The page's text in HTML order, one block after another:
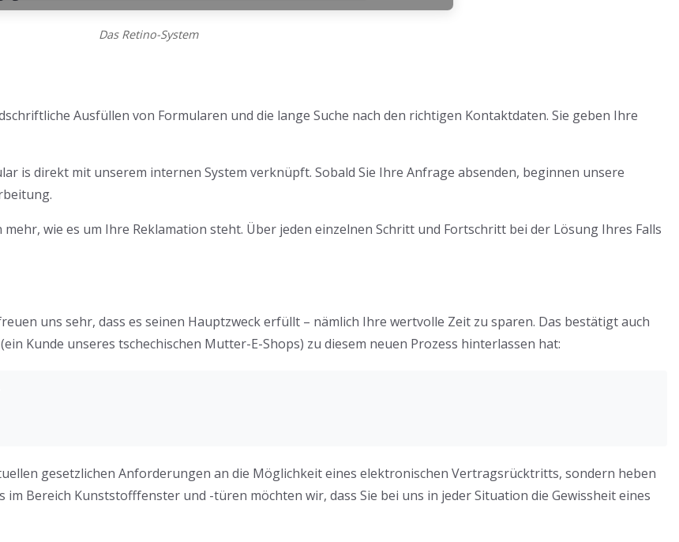
Das Retino-System
Ausfüllen von Formularen und die lange Suche nach den richtigen Kontaktdaten. Sie geben Ihre
is direkt mit unserem internen System verknüpft. Sobald Sie Ihre Anfrage absenden, beginnen unsere
wie es um Ihre Reklamation steht. Über jeden einzelnen Schritt und Fortschritt bei der Lösung Ihres Falls
uns sehr, dass es seinen Hauptzweck erfüllt – nämlich Ihre wertvolle Zeit zu sparen. Das bestätigt auch
Kunde unseres tschechischen Mutter-E-Shops) zu diesem neuen Prozess hinterlassen hat:
gesetzlichen Anforderungen an die Möglichkeit eines elektronischen Vertragsrücktritts, sondern heben
im Bereich Kunststofffenster und -türen möchten wir, dass Sie bei uns in jeder Situation die Gewissheit eines